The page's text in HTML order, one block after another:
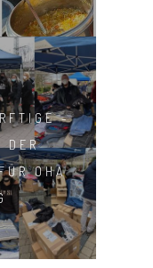
-
DER
OHA